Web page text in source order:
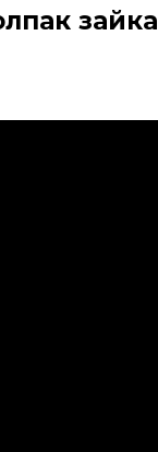
зайка